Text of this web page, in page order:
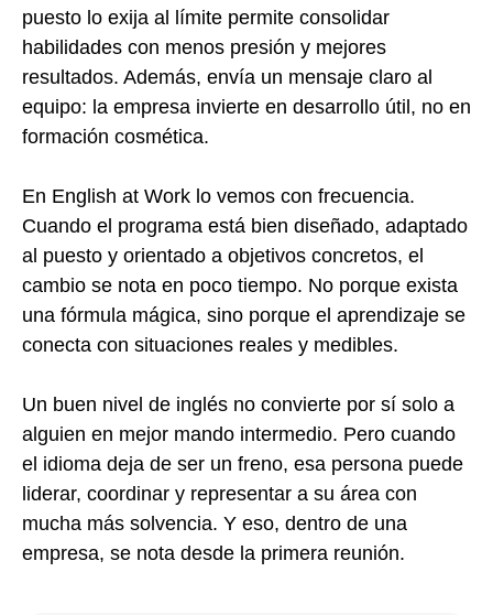
puesto lo exija al límite permite consolidar
habilidades con menos presión y mejores
resultados. Además, envía un mensaje claro al
equipo: la empresa invierte en desarrollo útil, no en
formación cosmética.
En English at Work lo vemos con frecuencia.
Cuando el programa está bien diseñado, adaptado
al puesto y orientado a objetivos concretos, el
cambio se nota en poco tiempo. No porque exista
una fórmula mágica, sino porque el aprendizaje se
conecta con situaciones reales y medibles.
Un buen nivel de inglés no convierte por sí solo a
alguien en mejor mando intermedio. Pero cuando
el idioma deja de ser un freno, esa persona puede
liderar, coordinar y representar a su área con
mucha más solvencia. Y eso, dentro de una
empresa, se nota desde la primera reunión.